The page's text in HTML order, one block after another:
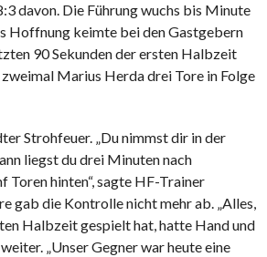
davon. Die Führung wuchs bis Minute
Hoffnung keimte bei den Gastgebern
90 Sekunden der ersten Halbzeit
zweimal Marius Herda drei Tore in Folge
Strohfeuer. „Du nimmst dir in der
liegst du drei Minuten nach
hinten“, sagte HF-Trainer
gab die Kontrolle nicht mehr ab. „Alles,
Halbzeit gespielt hat, hatte Hand und
„Unser Gegner war heute eine